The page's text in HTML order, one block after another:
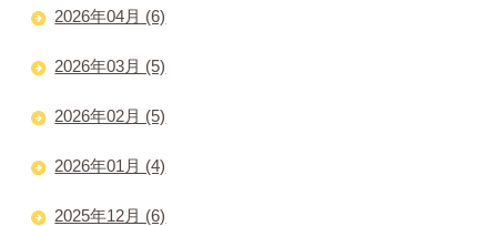
2026年04月 (6)
2026年03月 (5)
2026年02月 (5)
2026年01月 (4)
2025年12月 (6)